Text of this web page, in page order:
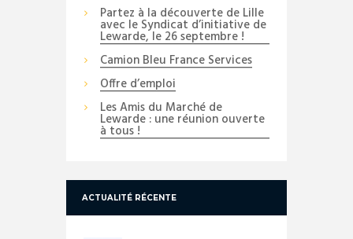
Partez à la découverte de Lille
avec le Syndicat d’initiative de
Lewarde, le 26 septembre !
Camion Bleu France Services
Offre d’emploi
Les Amis du Marché de
Lewarde : une réunion ouverte
à tous !
ACTUALITÉ RÉCENTE